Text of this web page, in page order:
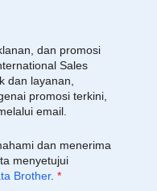
dan promosi
Sales
dan layanan,
promosi terkini,
email.
dan menerima
menyetujui
Brother. *